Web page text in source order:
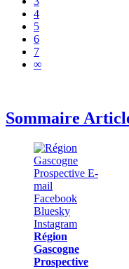
4
5
6
7
∞
Sommaire
Région
Gascogne
Prospective